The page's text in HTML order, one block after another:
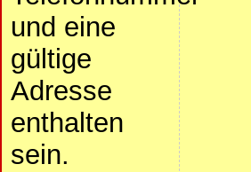
und eine
gültige
Adresse
enthalten
sein.